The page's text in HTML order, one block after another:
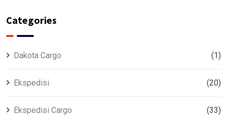
Categories
Dakota Cargo (1)
Ekspedisi (20)
Ekspedisi Cargo (33)